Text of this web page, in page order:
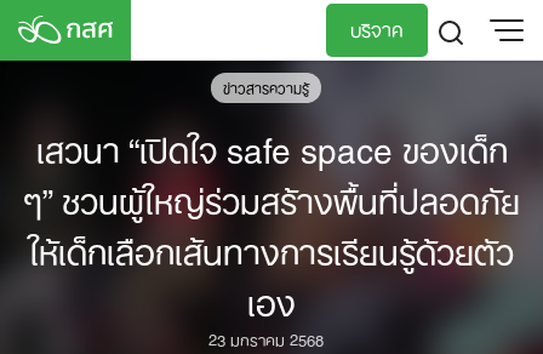
Skip
บริจาค
ข่าวสารความรู้
เสวนา “เปิดใจ safe space ของเด็ก
ๆ” ชวนผู้ใหญ่ร่วมสร้างพื้นที่ปลอดภัย
ให้เด็กเลือกเส้นทางการเรียนรู้ด้วยตัว
เอง
23 มกราคม 2568